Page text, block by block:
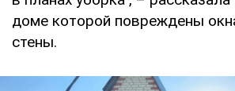
доме которой повреждены
стены.